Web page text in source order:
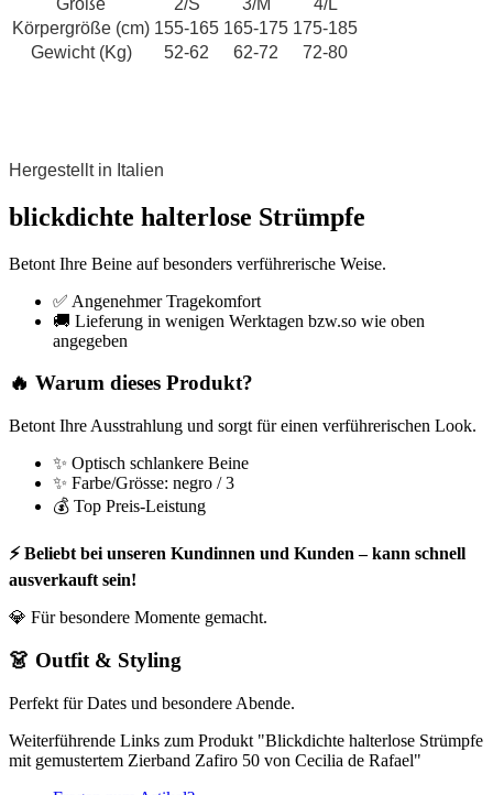
Körpergröße (cm) 155-165 165-175 175-185
Gewicht (Kg)
52-62 62-72 72-80
Hergestellt in Italien
blickdichte halterlose Strümpfe
Betont Ihre Beine auf besonders verführerische Weise.
✅ Angenehmer Tragekomfort
🚚 Lieferung in wenigen Werktagen bzw.so wie oben
angegeben
🔥 Warum dieses Produkt?
Betont Ihre Ausstrahlung und sorgt für einen verführerischen Look.
✨ Optisch schlankere Beine
✨ Farbe/Grösse: negro / 3
💰 Top Preis-Leistung
⚡ Beliebt bei unseren Kundinnen und Kunden – kann schnell
ausverkauft sein!
💎 Für besondere Momente gemacht.
👗 Outfit & Styling
Perfekt für Dates und besondere Abende.
Weiterführende Links zum Produkt "Blickdichte halterlose Strümpfe
mit gemustertem Zierband Zafiro 50 von Cecilia de Rafael"